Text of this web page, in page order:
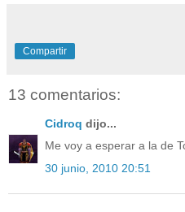
Compartir
13 comentarios:
Cidroq dijo...
Me voy a esperar a la de
30 junio, 2010 20:51